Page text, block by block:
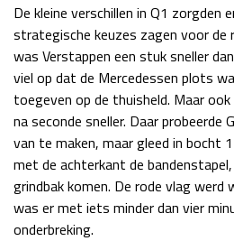
De kleine verschillen in Q1 zorgden
strategische keuzes zagen voor de
was Verstappen een stuk sneller
viel op dat de Mercedessen plots
toegeven op de thuisheld. Maar
na seconde sneller. Daar probeerde
van te maken, maar gleed in bocht
met de achterkant de
grindbak komen. De rode vlag werd
was er met iets minder dan vier
onderbreking.